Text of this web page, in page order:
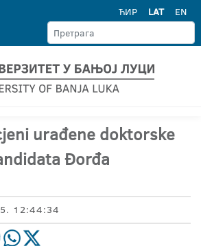
ЋИР LAT EN
urađene doktorske
Đorđa
12:44:34